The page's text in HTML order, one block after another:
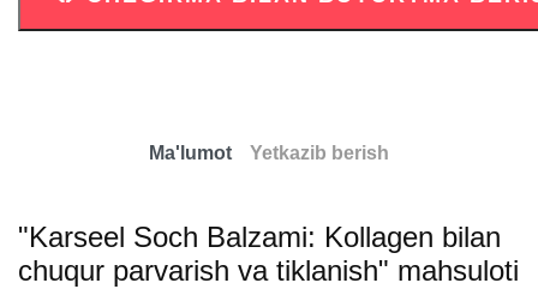
Ma'lumot Yetkazib berish
"Karseel Soch Balzami: Kollagen bilan
chuqur parvarish va tiklanish" mahsuloti